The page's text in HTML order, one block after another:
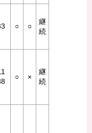
○ ○
継
続
○ ×
継
続